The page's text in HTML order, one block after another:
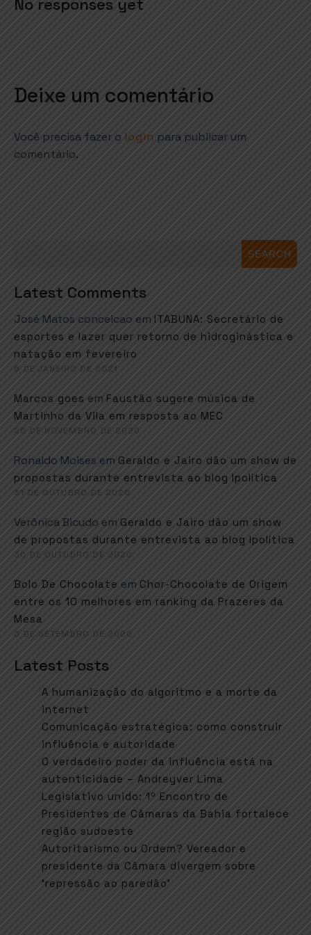
No responses yet
Deixe um comentário
Você precisa fazer o login para publicar um
comentário.
SEARCH
Latest Comments
José Matos conceicao em ITABUNA: Secretário de
esportes e lazer quer retorno de hidroginástica e
natação em fevereiro
6 DE JANEIRO DE 2021
Marcos goes em Faustão sugere música de
Martinho da Vila em resposta ao MEC
26 DE NOVEMBRO DE 2020
Ronaldo Moises em Geraldo e Jairo dão um show de
propostas durante entrevista ao blog Ipolítica
31 DE OUTUBRO DE 2020
Verônica Bicudo em Geraldo e Jairo dão um show
de propostas durante entrevista ao blog Ipolítica
30 DE OUTUBRO DE 2020
Bolo De Chocolate em Chor-Chocolate de Origem
entre os 10 melhores em ranking da Prazeres da
Mesa
3 DE SETEMBRO DE 2020
Latest Posts
A humanização do algoritmo e a morte da
internet
Comunicação estratégica: como construir
influência e autoridade
O verdadeiro poder da influência está na
autenticidade – Andreyver Lima
Legislativo unido: 1º Encontro de
Presidentes de Câmaras da Bahia fortalece
região sudoeste
Autoritarismo ou Ordem? Vereador e
presidente da Câmara divergem sobre
‘repressão ao paredão’